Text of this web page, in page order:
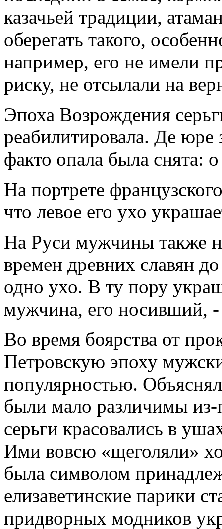
казачьей традиции,
оберегать такого,
например, его не имели
риску, не отсылали на
Эпоха Возрождения
реабилитировала. Де юре
факто опала была снята:
На портрете
что левое его ухо
На Руси мужчины также
времен древних славян
одно ухо. В ту пору
мужчина, его носивший, -
Во время боярства от
Петровскую эпоху
популярностью.
были мало различимы
серьги красовались в
Ими вовсю «щеголяли»
была символом
елизаветинские парики
придворных модников